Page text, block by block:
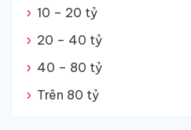
10 – 20 tỷ
20 – 40 tỷ
40 – 80 tỷ
Trên 80 tỷ